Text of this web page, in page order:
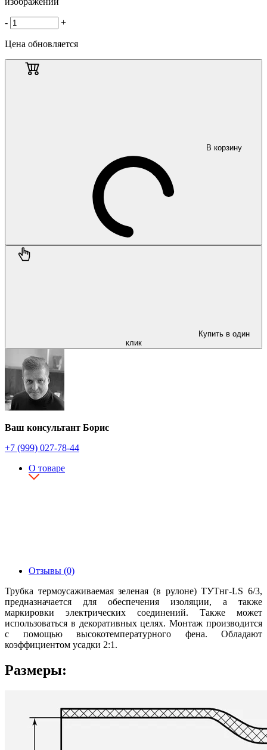
- +
Цена обновляется
В корзину
Купить в один
клик
Ваш консультант Борис
+7 (999) 027-78-44
О товаре
Отзывы (0)
Трубка термоусаживаемая зеленая (в рулоне) ТУТнг-LS 6/3,
предназначается для обеспечения изоляции, а также
маркировки электрических соединений. Также может
использоваться в декоративных целях. Монтаж производится
с помощью высокотемпературного фена. Обладают
коэффициентом усадки 2:1.
Размеры: